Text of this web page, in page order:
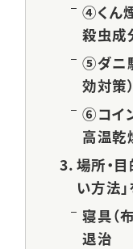
④くん
殺虫成
⑤ダニ
効対策）
⑥コイ
高温乾
場所・
い方法
寝具（
退治